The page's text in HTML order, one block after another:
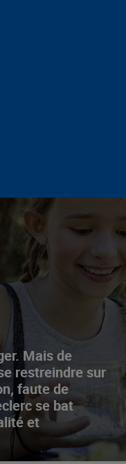
Mais de
restreindre sur
faute de
se bat
et